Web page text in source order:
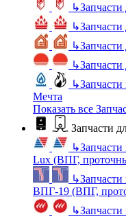
↳
↳
↳
↳
↳
Мечта
Показать все
Запчасти
↳
Lux (ВПГ,
↳
ВПГ-19 (ВПГ,
↳